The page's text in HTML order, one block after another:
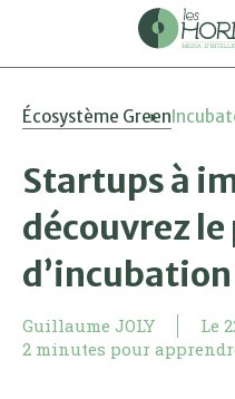
Écosystème Green
Startups à
découvrez
Guillaume JOLY Le
2 minutes pour